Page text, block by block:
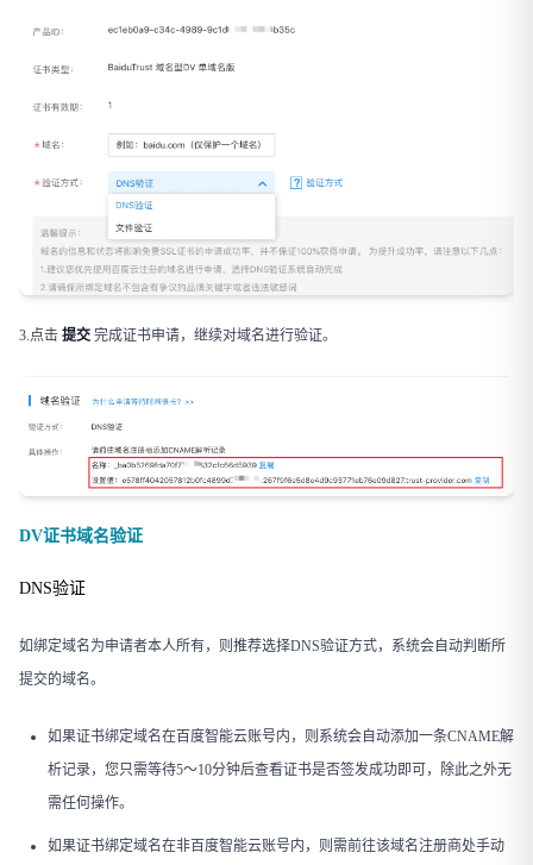
3.点击 提交 完成证书申请，继续对域名进行验证。
DV证书域名验证
DNS验证
如绑定域名为申请者本人所有，则推荐选择DNS验证方式，系统会自动判断所
提交的域名。
如果证书绑定域名在百度智能云账号内，则系统会自动添加一条CNAME解
析记录，您只需等待5～10分钟后查看证书是否签发成功即可，除此之外无
需任何操作。
如果证书绑定域名在非百度智能云账号内，则需前往该域名注册商处手动